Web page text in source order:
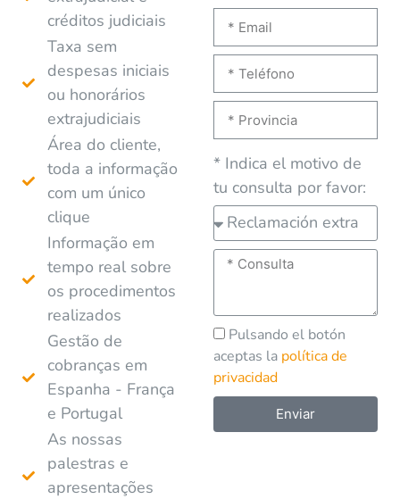
créditos judiciais
Taxa sem
despesas iniciais
ou honorários
extrajudiciais
Área do cliente,
toda a informação
com um único
clique
Informação em
tempo real sobre
os procedimentos
realizados
Gestão de
cobranças em
Espanha - França
e Portugal
As nossas
palestras e
apresentações
* Indica el motivo de
tu consulta por favor:
Pulsando el botón
aceptas la política de
privacidad
Enviar